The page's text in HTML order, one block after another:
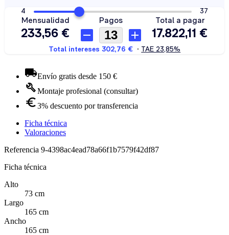
Envío gratis desde 150 €
Montaje profesional (consultar)
3% descuento por transferencia
Ficha técnica
Valoraciones
Referencia 9-4398ac4ead78a66f1b7579f42df87
Ficha técnica
Alto
73 cm
Largo
165 cm
Ancho
165 cm